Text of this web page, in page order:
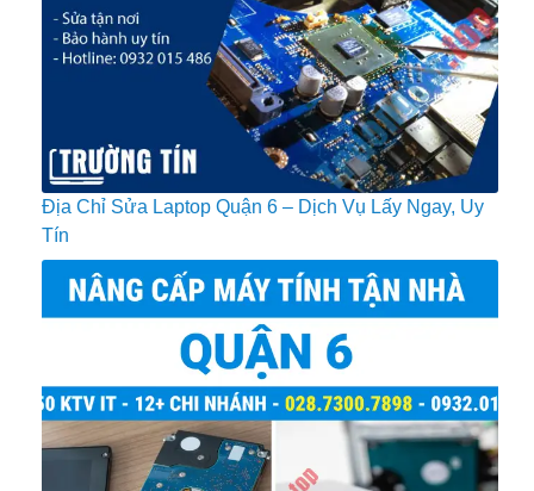
Địa Chỉ Sửa Laptop Quận 6 – Dịch Vụ Lấy Ngay, Uy
Tín